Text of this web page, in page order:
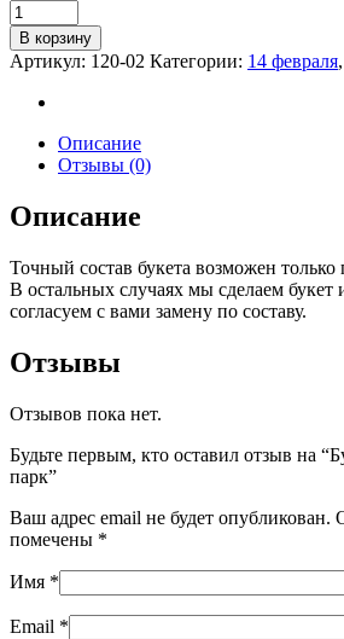
В корзину
Артикул: 120-02 Категории: 14 февраля,
Описание
Отзывы (0)
Описание
Точный состав букета возможен только
В остальных случаях мы сделаем букет
согласуем с вами замену по составу.
Отзывы
Отзывов пока нет.
Будьте первым, кто оставил отзыв на
парк”
Ваш адрес email не будет опубликован.
помечены *
Имя *
Email *